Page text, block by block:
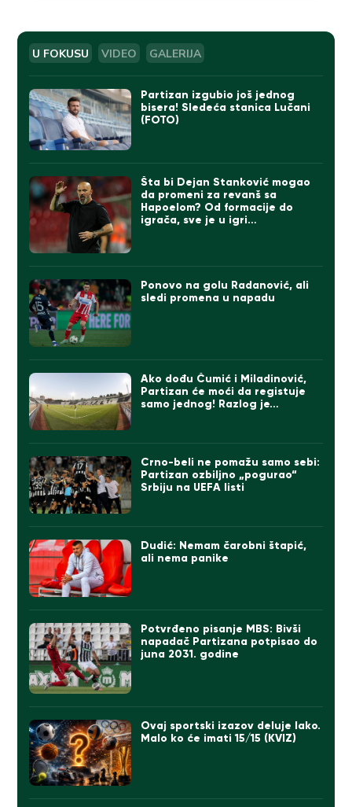
U FOKUSU VIDEO GALERIJA
Partizan izgubio još jednog
bisera! Sledeća stanica Lučani
(FOTO)
Šta bi Dejan Stanković mogao
da promeni za revanš sa
Hapoelom? Od formacije do
igrača, sve je u igri…
Ponovo na golu Radanović, ali
sledi promena u napadu
Ako dođu Čumić i Miladinović,
Partizan će moći da registuje
samo jednog! Razlog je…
Crno-beli ne pomažu samo sebi:
Partizan ozbiljno „pogurao“
Srbiju na UEFA listi
Dudić: Nemam čarobni štapić,
ali nema panike
Potvrđeno pisanje MBS: Bivši
napadač Partizana potpisao do
juna 2031. godine
Ovaj sportski izazov deluje lako.
Malo ko će imati 15/15 (KVIZ)